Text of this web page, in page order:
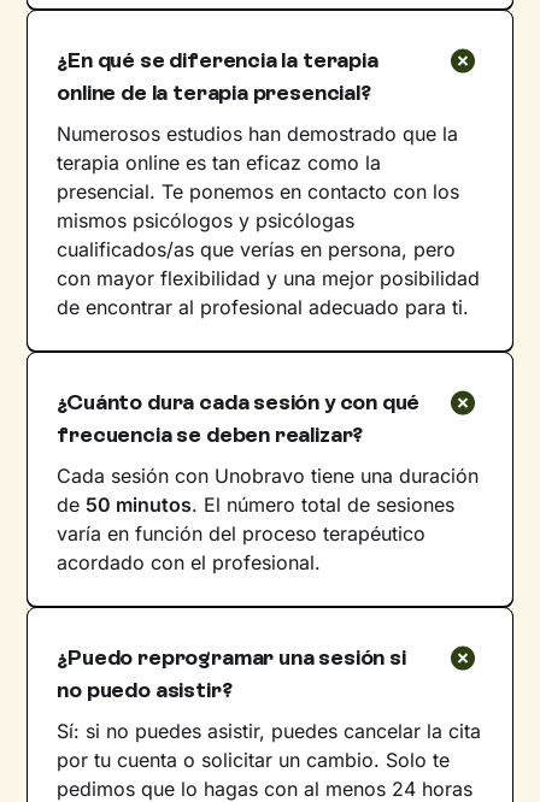
¿En qué se diferencia la terapia
online de la terapia presencial?
Numerosos estudios han demostrado que la
terapia online es tan eficaz como la
presencial. Te ponemos en contacto con los
mismos psicólogos y psicólogas
cualificados/as que verías en persona, pero
con mayor flexibilidad y una mejor posibilidad
de encontrar al profesional adecuado para ti.
¿Cuánto dura cada sesión y con qué
frecuencia se deben realizar?
Cada sesión con Unobravo tiene una duración
de 50 minutos. El número total de sesiones
varía en función del proceso terapéutico
acordado con el profesional.
¿Puedo reprogramar una sesión si
no puedo asistir?
Sí: si no puedes asistir, puedes cancelar la cita
por tu cuenta o solicitar un cambio. Solo te
pedimos que lo hagas con al menos 24 horas